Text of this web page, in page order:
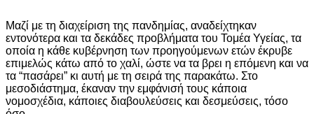
Μαζί με τη διαχείριση της πανδημίας, αναδείχτηκαν
εντονότερα και τα δεκάδες προβλήματα του Τομέα Υγείας, τα
οποία η κάθε κυβέρνηση των προηγούμενων ετών έκρυβε
επιμελώς κάτω από το χαλί, ώστε να τα βρει η επόμενη και να
τα “πασάρει” κι αυτή με τη σειρά της παρακάτω. Στο
μεσοδιάστημα, έκαναν την εμφάνισή τους κάποια
νομοσχέδια, κάποιες διαβουλεύσεις και δεσμεύσεις, τόσο